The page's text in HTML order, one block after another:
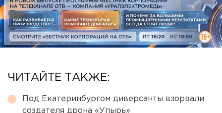
ЧИТАЙТЕ ТАКЖЕ:
Под Екатеринбургом диверсанты взорвали
создателя дрона «Упырь»